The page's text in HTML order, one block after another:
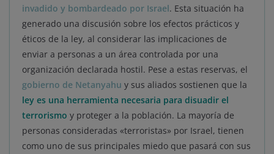
invadido y bombardeado por Israel. Esta situación ha
generado una discusión sobre los efectos prácticos y
éticos de la ley, al considerar las implicaciones de
enviar a personas a un área controlada por una
organización declarada hostil. Pese a estas reservas, el
gobierno de Netanyahu y sus aliados sostienen que la
ley es una herramienta necesaria para disuadir el
terrorismo y proteger a la población. La mayoría de
personas consideradas «terroristas» por Israel, tienen
como uno de sus principales miedo que pasará con sus